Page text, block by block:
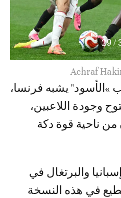
/
29
Azzedine Ounahi
يشبه فرنسا،
وجودة اللاعبين،
ناحية قوة دكة
والبرتغال في